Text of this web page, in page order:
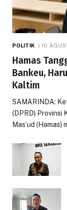
POLITIK 10
Hamas
Bankeu,
Kaltim
SAMARINDA:
(DPRD) Provinsi
Mas’ud (Hamas)